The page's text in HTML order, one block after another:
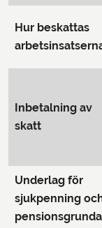
Hur beskattas
Inbetalning av
skatt
Underlag för
sjukpenning